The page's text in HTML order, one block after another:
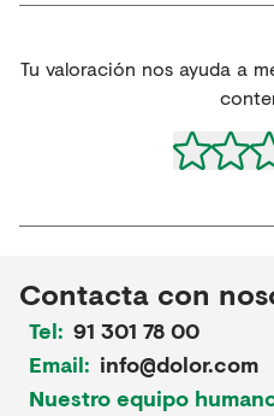
Tu valoración nos ayuda a
Contacta con
Tel: 91 301 78 00
Email: info@dolor.com
Nuestro equipo